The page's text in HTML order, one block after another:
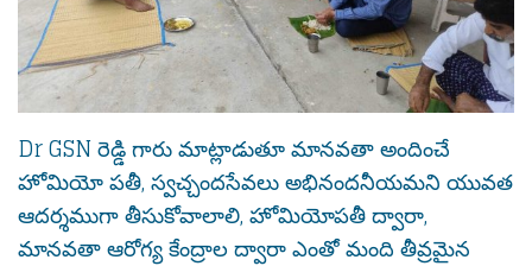
Dr GSN రెడ్డి గారు మాట్లాడుతూ మానవతా అందించే
హోమియో పతీ, స్వచ్చందసేవలు అభినందనీయమని యువత
ఆదర్శముగా తీసుకోవాలాలి, హోమియోపతీ ద్వారా,
మానవతా ఆరోగ్య కేంద్రాల ద్వారా ఎంతో మంది తీవ్రమైన